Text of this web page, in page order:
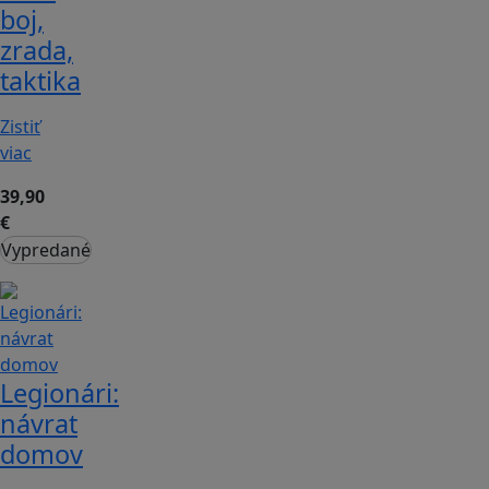
boj,
zrada,
taktika
Zistiť
viac
39,90
€
Vypredané
Legionári:
návrat
domov